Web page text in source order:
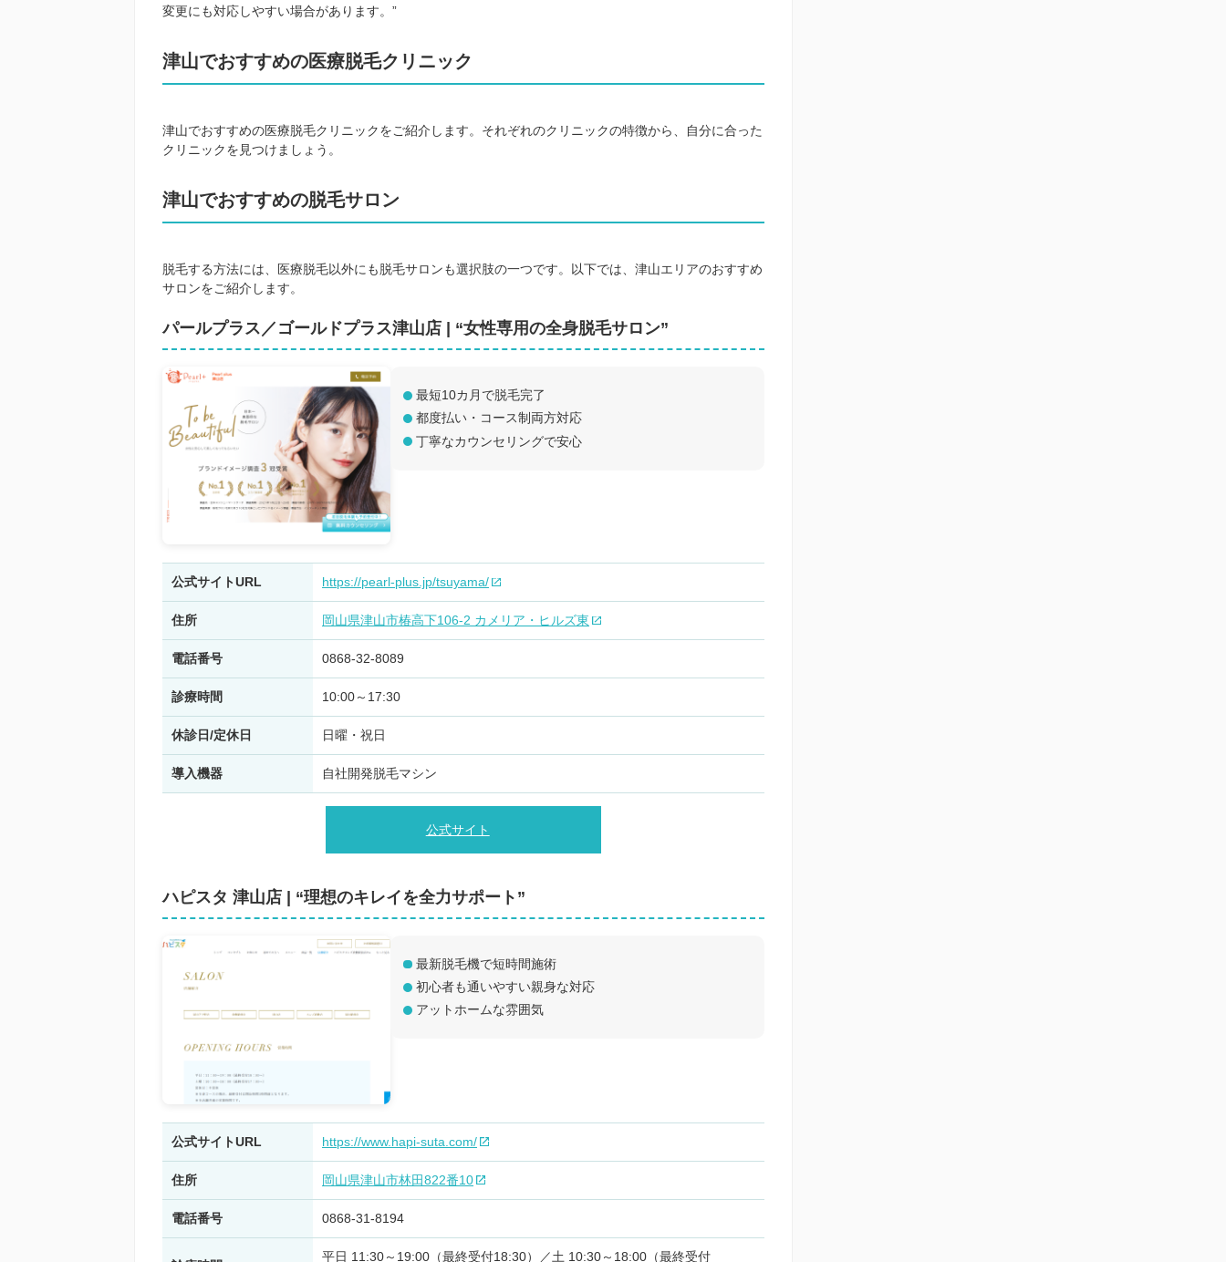
変更にも対応しやすい場合があります。”
津山でおすすめの医療脱毛クリニック
津山でおすすめの医療脱毛クリニックをご紹介します。それぞれのクリニックの特徴から、自分に合った
クリニックを見つけましょう。
津山でおすすめの脱毛サロン
脱毛する方法には、医療脱毛以外にも脱毛サロンも選択肢の一つです。以下では、津山エリアのおすすめ
サロンをご紹介します。
パールプラス／ゴールドプラス津山店 | “女性専用の全身脱毛サロン”
最短10カ月で脱毛完了
都度払い・コース制両方対応
丁寧なカウンセリングで安心
公式サイトURL https://pearl-plus.jp/tsuyama/
住所 岡山県津山市椿高下106‑2 カメリア・ヒルズ東
電話番号 0868‑32‑8089
診療時間 10:00～17:30
休診日/定休日 日曜・祝日
導入機器 自社開発脱毛マシン
公式サイト
ハピスタ 津山店 | “理想のキレイを全力サポート”
最新脱毛機で短時間施術
初心者も通いやすい親身な対応
アットホームな雰囲気
公式サイトURL https://www.hapi-suta.com/
住所 岡山県津山市林田822番10
電話番号 0868‑31‑8194
平日 11:30～19:00（最終受付18:30）／土 10:30～18:00（最終受付